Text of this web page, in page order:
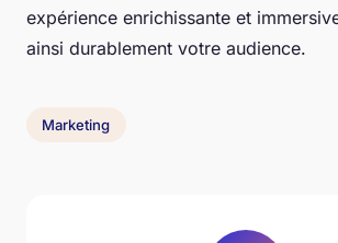
expérience enrichissante et
ainsi durablement votre audience.
Marketing